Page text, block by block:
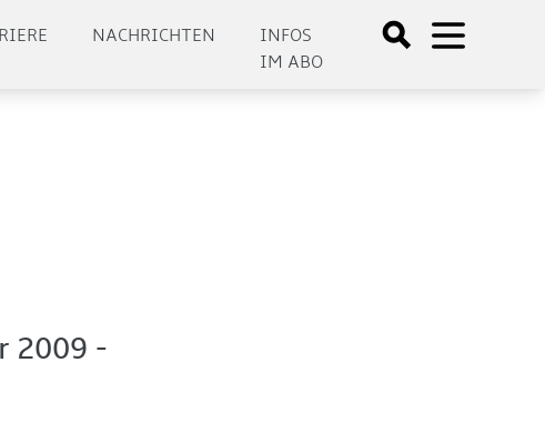
NACHRICHTEN
INFOS
IM ABO
2009 -